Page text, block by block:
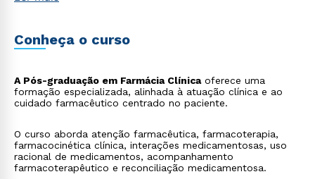
Conheça o curso
A Pós-graduação em Farmácia Clínicaoferece uma
formação especializada, alinhada à atuação clínica e ao
cuidado farmacêutico centrado no paciente.
O curso aborda atenção farmacêutica, farmacoterapia,
farmacocinética clínica, interações medicamentosas, uso
racional de medicamentos, acompanhamento
farmacoterapêutico e reconciliação medicamentosa.